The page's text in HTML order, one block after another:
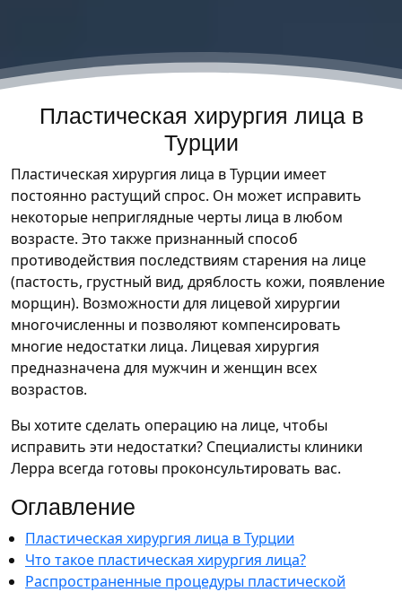
Пластическая хирургия лица в
Турции
Пластическая хирургия лица в Турции имеет
постоянно растущий спрос. Он может исправить
некоторые неприглядные черты лица в любом
возрасте. Это также признанный способ
противодействия последствиям старения на лице
(пастость, грустный вид, дряблость кожи, появление
морщин). Возможности для лицевой хирургии
многочисленны и позволяют компенсировать
многие недостатки лица. Лицевая хирургия
предназначена для мужчин и женщин всех
возрастов.
Вы хотите сделать операцию на лице, чтобы
исправить эти недостатки? Специалисты клиники
Лерра всегда готовы проконсультировать вас.
Оглавление
Пластическая хирургия лица в Турции
Что такое пластическая хирургия лица?
Распространенные процедуры пластической